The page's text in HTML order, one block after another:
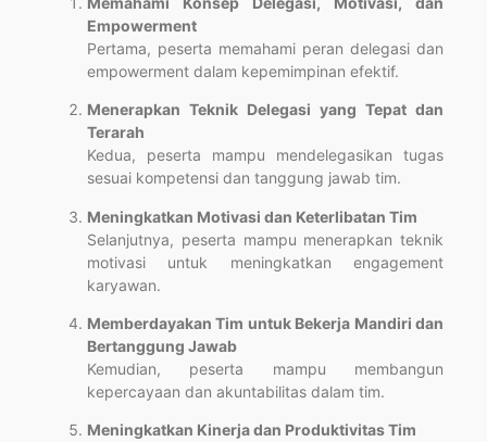
Empowerment
Pertama, peserta memahami peran delegasi dan
empowerment dalam kepemimpinan efektif.
Menerapkan Teknik Delegasi yang Tepat dan
Terarah
Kedua, peserta mampu mendelegasikan tugas
sesuai kompetensi dan tanggung jawab tim.
Meningkatkan Motivasi dan Keterlibatan Tim
Selanjutnya, peserta mampu menerapkan teknik
motivasi untuk meningkatkan engagement
karyawan.
Memberdayakan Tim untuk Bekerja Mandiri dan
Bertanggung Jawab
Kemudian, peserta mampu membangun
kepercayaan dan akuntabilitas dalam tim.
Meningkatkan Kinerja dan Produktivitas Tim